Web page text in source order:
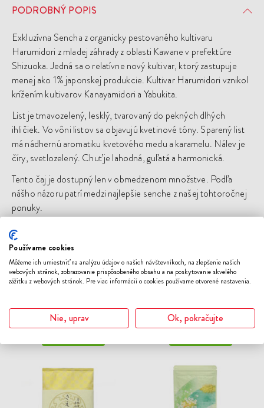
PODROBNÝ POPIS
Exkluzívna Sencha z organicky pestovaného kultivaru
Harumidori z mladej záhrady z oblasti Kawane v prefektúre
Shizuoka. Jedná sa o relatívne nový kultivar, ktorý zastupuje
menej ako 1% japonskej produkcie. Kultivar Harumidori vznikol
krížením kultivarov Kanayamidori a Yabukita.
List je tmavozelený, lesklý, tvarovaný do pekných dlhých
ihličiek. Vo vôni listov sa objavujú kvetinové tóny. Sparený list
má nádhernú aromatiku kvetového medu a karamelu. Nálev je
číry, svetlozelený. Chuť je lahodná, guľatá a harmonická.
Tento čaj je dostupný len v obmedzenom množstve. Podľa
nášho názoru patrí medzi najlepšie senche z našej tohtoročnej
ponuky.
PRÍPRAVA ČAJU
Mohlo by sa vám páčiť
ODOBER
Používame cookies
Môžeme ich umiestniť na analýzu údajov o našich návštevníkoch, na zlepšenie našich
webových stránok, zobrazovanie prispôsobeného obsahu a na poskytovanie skvelého
zážitku z webových stránok. Pre viac informácií o cookies používame otvorené nastavenia.
Nie, uprav Ok, pokračujte